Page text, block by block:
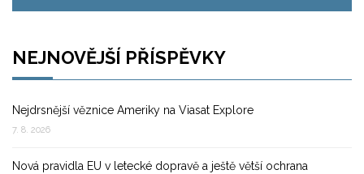
NEJNOVĚJŠÍ PŘÍSPĚVKY
Nejdrsnější věznice Ameriky na Viasat Explore
7. 8. 2026
Nová pravidla EU v letecké dopravě a ještě větší ochrana